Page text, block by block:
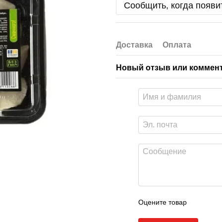
Сообщить, когда
Доставка Оплата
Новый отзыв или
Оцените товар